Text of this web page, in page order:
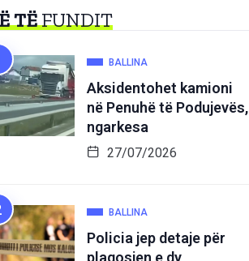
TËFUNDIT
BALLINA
Aksidentohet kamioni
në Penuhë të Podujevës,
ngarkesa
27/07/2026
BALLINA
Policia jep detaje për
plagosjen e dy